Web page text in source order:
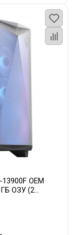
OEM
ГБ ОЗУ (2
16GB GDDR7